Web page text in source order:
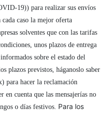
19)) para realizar sus envíos
caso la mejor oferta
solventes que con las tarifas
unos plazos de entrega
sobre el estado del
plazos previstos, háganoslo saber
para hacer la reclamación
en cuenta que las mensajerías no
o días festivos. Para los